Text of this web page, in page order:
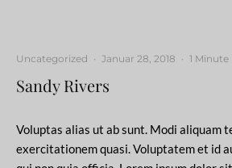
Uncategorized · Januar 28, 2018 · 1 Minute
Sandy Rivers
Voluptas alias ut ab sunt. Modi aliquam
exercitationem quasi. Voluptatem et id